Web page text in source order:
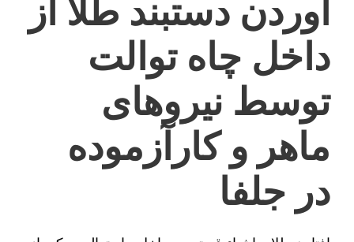
آوردن دستبند طلا از
داخل چاه توالت
توسط نیروهای
ماهر و کارآزموده
در جلفا